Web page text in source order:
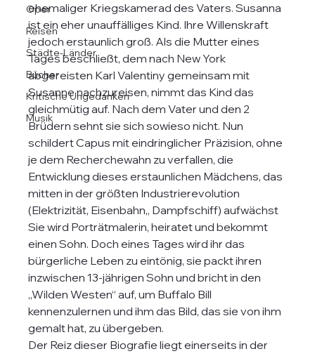
Oper
Reisen
Städte-Länder
Bücher
Kritische Ungedanken
Musik
ehemaliger Kriegskamerad des Vaters. Susanna
ist ein eher unauffälliges Kind. Ihre Willenskraft
jedoch erstaunlich groß. Als die Mutter eines
Tages beschließt, dem nach New York
abgereisten Karl Valentiny gemeinsam mit
Susanne nachzureisen, nimmt das Kind das
gleichmütig auf. Nach dem Vater und den 2
Brüdern sehnt sie sich sowieso nicht. Nun
schildert Capus mit eindringlicher Präzision, ohne
je dem Recherchewahn zu verfallen, die
Entwicklung dieses erstaunlichen Mädchens, das
mitten in der größten Industrierevolution
(Elektrizität, Eisenbahn,, Dampfschiff) aufwächst
Sie wird Porträtmalerin, heiratet und bekommt
einen Sohn. Doch eines Tages wird ihr das
bürgerliche Leben zu eintönig, sie packt ihren
inzwischen 13-jährigen Sohn und bricht in den
„Wilden Westen“ auf, um Buffalo Bill
kennenzulernen und ihm das Bild, das sie von ihm
gemalt hat, zu übergeben.
Der Reiz dieser Biografie liegt einerseits in der